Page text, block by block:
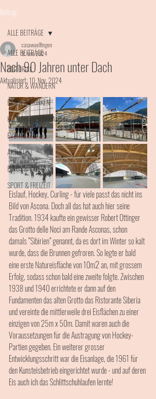
Beitrag
ALLE BEITRÄGE
EDITORIAL
NATUR & WANDERN
ESSEN & TRINKEN
KULTUR & UNTERHALTUNG
EVENTS
AKTUELL
FOTOS & VIDEOS
SPORT & FREIZEIT
ALLE BEITRÄGE
Nach 90 Jahren unter Dach
casawuelfingen
9. Nov. 2024
Aktualisiert:10. Nov. 2024
Eislauf, Hockey, Curling - für viele passt das nicht ins
Bild von Ascona. Doch all das hat auch hier seine
Tradition. 1934 kaufte ein gewisser Robert Ottinger
das Grotto delle Noci am Rande Asconas, schon
damals “Sibirien” genannt, da es dort im Winter so kalt
wurde, dass die Brunnen gefroren. So legte er bald
eine erste Natureisfläche von 10m2 an, mit grossem
Erfolg, sodass schon bald eine zweite folgte. Zwischen
1938 und 1940 errichtete er dann auf den
Fundamenten das alten Grotto das Ristorante Siberia
und vereinte die mittlerweile drei Eisflächen zu einer
einzigen von 25m x 50m. Damit waren auch die
Voraussetzungen für die Austragung von Hockey-
Partien gegeben. Ein weiterer grosser
Entwicklungsschritt war die Eisanlage, die 1961 für
den Kunsteisbetrieb eingerichtet wurde - und auf deren
Eis auch ich das Schlittschuhlaufen lernte!